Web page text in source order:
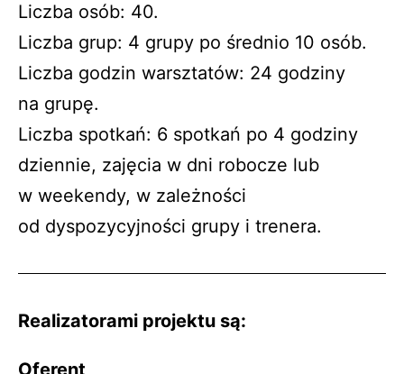
Liczba osób: 40.
Liczba grup: 4 grupy po średnio 10 osób.
Liczba godzin warsztatów: 24 godziny
na grupę.
Liczba spotkań: 6 spotkań po 4 godziny
dziennie, zajęcia w dni robocze lub
w weekendy, w zależności
od dyspozycyjności grupy i trenera.
Realizatorami projektu są:
Oferent